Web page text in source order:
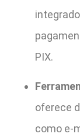
PIX.
oferece
como e-